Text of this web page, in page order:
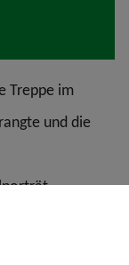
Treppe im
und die
die
stark,